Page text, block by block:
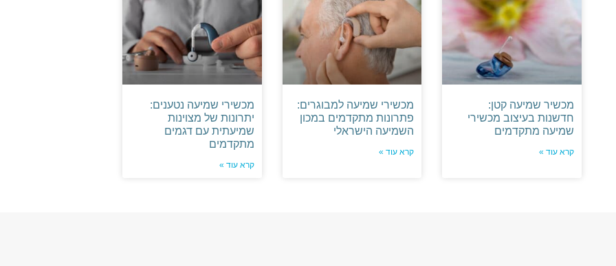
מכשיר שמיעה קטן:
חדשנות בעיצוב מכשירי
שמיעה מתקדמים
קרא עוד »
מכשירי שמיעה למבוגרים:
פתרונות מתקדמים במכון
השמיעה הישראלי
קרא עוד »
מכשירי שמיעה נטענים:
יתרונות של מצוינות
שמיעתית עם דגמים
מתקדמים
קרא עוד »